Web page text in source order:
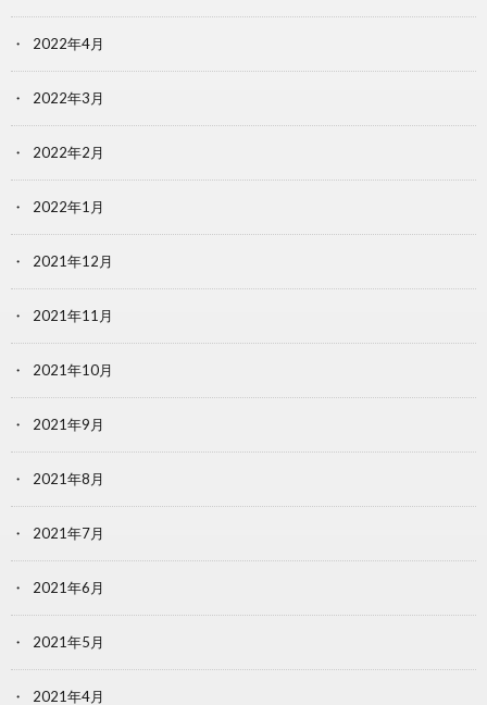
2022年4月
2022年3月
2022年2月
2022年1月
2021年12月
2021年11月
2021年10月
2021年9月
2021年8月
2021年7月
2021年6月
2021年5月
2021年4月